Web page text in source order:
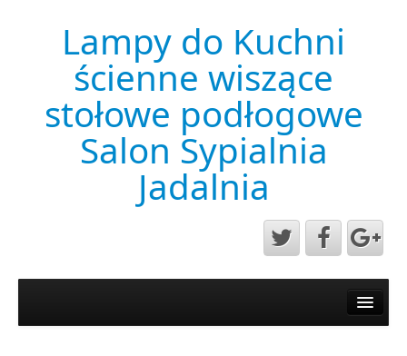
Lampy do Kuchni
ścienne wiszące
stołowe podłogowe
Salon Sypialnia
Jadalnia